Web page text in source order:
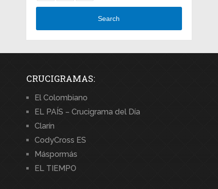
Search
CRUCIGRAMAS:
El Colombiano
EL PAÍS – Crucigrama del Día
Clarín
CodyCross ES
Máspormás
EL TIEMPO